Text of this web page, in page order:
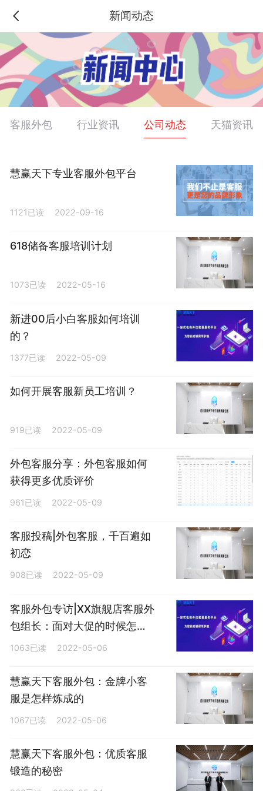
新闻动态
客服外包 行业资讯 公司动态 天猫资讯
慧赢天下专业客服外包平台
1121已读 2022-09-16
618储备客服培训计划
1073已读 2022-05-16
新进00后小白客服如何培训
的？
1377已读 2022-05-09
如何开展客服新员工培训？
919已读 2022-05-09
外包客服分享：外包客服如何
获得更多优质评价
961已读 2022-05-09
客服投稿|外包客服，千百遍如
初恋
908已读 2022-05-09
客服外包专访|XX旗舰店客服外
包组长：面对大促的时候怎么
应对？
1063已读 2022-05-06
慧赢天下客服外包：金牌小客
服是怎样炼成的
1067已读 2022-05-06
慧赢天下客服外包：优质客服
锻造的秘密